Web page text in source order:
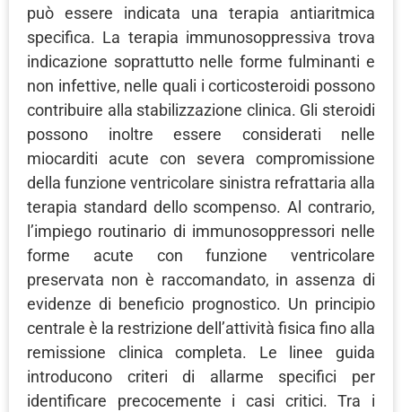
può essere indicata una terapia antiaritmica
specifica. La terapia immunosoppressiva trova
indicazione soprattutto nelle forme fulminanti e
non infettive, nelle quali i corticosteroidi possono
contribuire alla stabilizzazione clinica. Gli steroidi
possono inoltre essere considerati nelle
miocarditi acute con severa compromissione
della funzione ventricolare sinistra refrattaria alla
terapia standard dello scompenso. Al contrario,
l’impiego routinario di immunosoppressori nelle
forme acute con funzione ventricolare
preservata non è raccomandato, in assenza di
evidenze di beneficio prognostico. Un principio
centrale è la restrizione dell’attività fisica fino alla
remissione clinica completa. Le linee guida
introducono criteri di allarme specifici per
identificare precocemente i casi critici. Tra i